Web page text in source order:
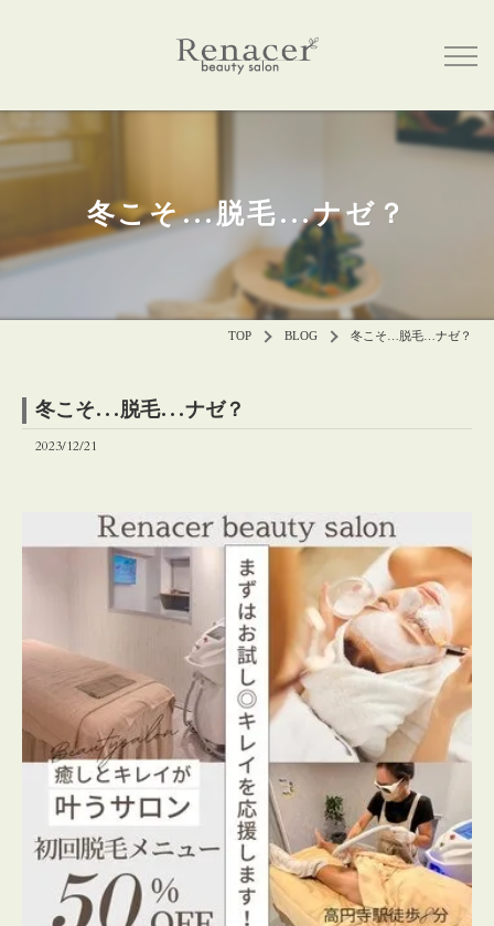
冬こそ…脱毛…ナゼ？
TOP BLOG 冬こそ…脱毛…ナゼ？
冬こそ…脱毛…ナゼ？
2023/12/21